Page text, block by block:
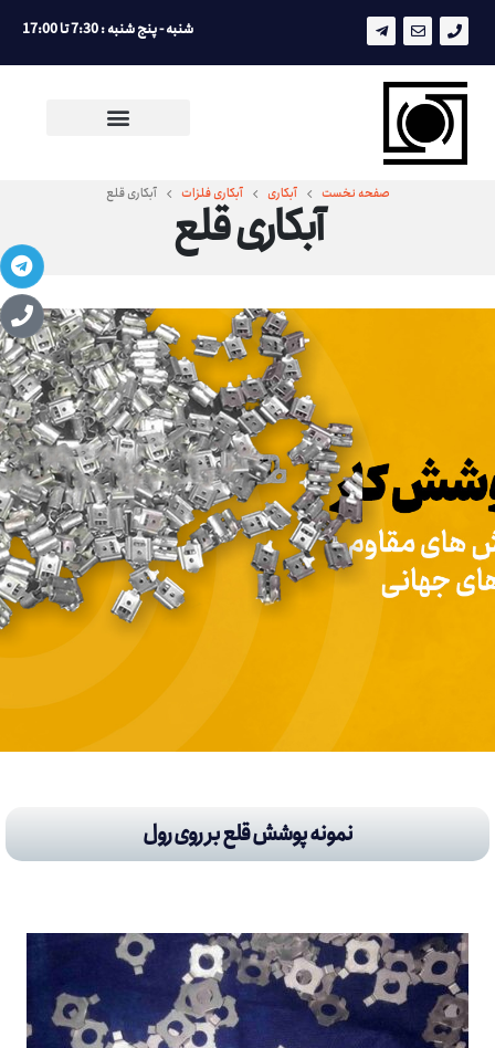
شنبه - پنج شنبه : 7:30 تا 17:00
صفحه نخست آبکاری آبکاری فلزات آبکاری قلع
آبکاری قلع
نمونه پوشش قلع بر روی رول